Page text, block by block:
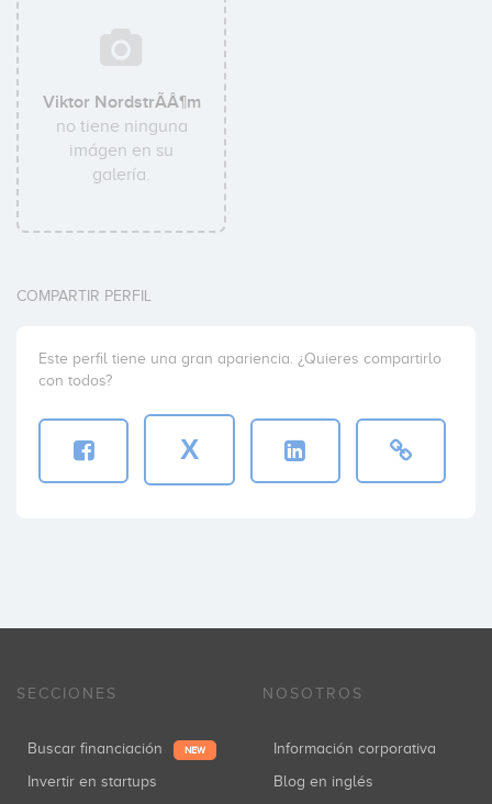
Viktor NordstrÃÂ¶m
no tiene ninguna
imágen en su
galería.
COMPARTIR PERFIL
Este perfil tiene una gran apariencia. ¿Quieres compartirlo
con todos?
X
SECCIONES
Buscar financiación NEW
Invertir en startups
NOSOTROS
Información corporativa
Blog en inglés